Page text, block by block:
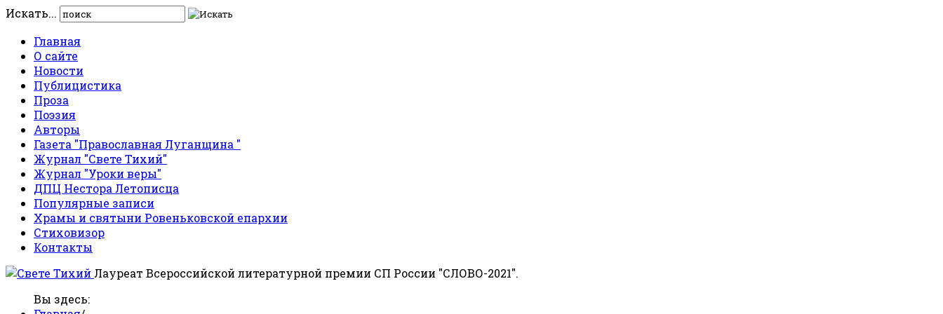
Искать...
Главная
О сайте
Новости
Публицистика
Проза
Поэзия
Авторы
Газета "Православная Луганщина "
Журнал "Свете Тихий"
Журнал "Уроки веры"
ДПЦ Нестора Летописца
Популярные записи
Храмы и святыни Ровеньковской епархии
Стиховизор
Контакты
Лауреат Всероссийской литературной премии СП России "СЛОВО-2021".
Вы здесь: